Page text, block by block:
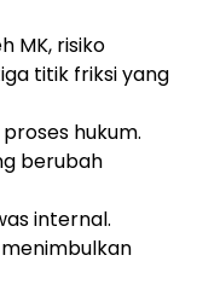
MK, risiko
titik friksi yang
hukum.
berubah
internal.